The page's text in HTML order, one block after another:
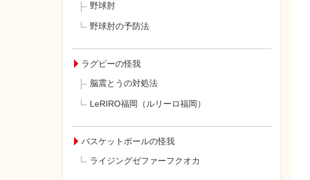
野球肘
野球肘の予防法
ラグビーの怪我
脳震とうの対処法
LeRIRO福岡（ルリーロ福岡）
バスケットボールの怪我
ライジングゼファーフクオカ